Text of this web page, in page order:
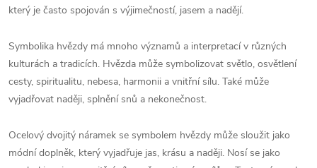
který je často spojován s výjimečností, jasem a nadějí.
Symbolika hvězdy má mnoho významů a interpretací v různých
kulturách a tradicích. Hvězda může symbolizovat světlo, osvětlení
cesty, spiritualitu, nebesa, harmonii a vnitřní sílu. Také může
vyjadřovat naději, splnění snů a nekonečnost.
Ocelový dvojitý náramek se symbolem hvězdy může sloužit jako
módní doplněk, který vyjadřuje jas, krásu a naději. Nosí se jako